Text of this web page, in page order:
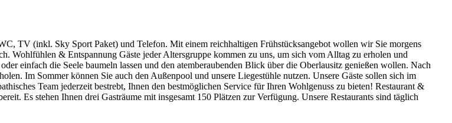
TV (inkl. Sky Sport Paket) und Telefon. Mit einem reichhaltigen Frühstücksangebot wollen wir Sie morgens
Wohlfühlen & Entspannung Gäste jeder Altersgruppe kommen zu uns, um sich vom Alltag zu erholen und
einfach die Seele baumeln lassen und den atemberaubenden Blick über die Oberlausitz genießen wollen. Nach
Im Sommer können Sie auch den Außenpool und unsere Liegestühle nutzen. Unsere Gäste sollen sich im
Team jederzeit bestrebt, Ihnen den bestmöglichen Service für Ihren Wohlgenuss zu bieten! Restaurant &
Es stehen Ihnen drei Gasträume mit insgesamt 150 Plätzen zur Verfügung. Unsere Restaurants sind täglich